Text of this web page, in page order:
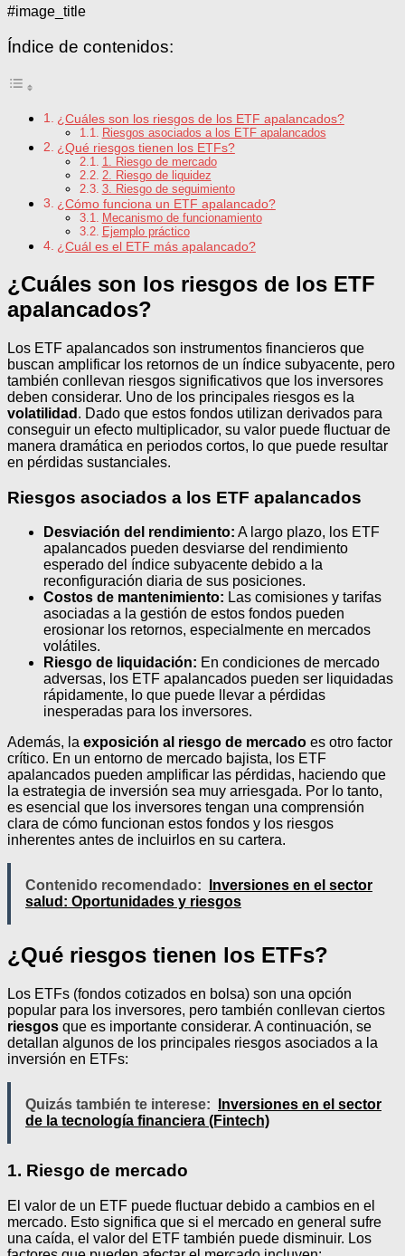
#image_title
Índice de contenidos:
¿Cuáles son los riesgos de los ETF apalancados?
Riesgos asociados a los ETF apalancados
¿Qué riesgos tienen los ETFs?
1. Riesgo de mercado
2. Riesgo de liquidez
3. Riesgo de seguimiento
¿Cómo funciona un ETF apalancado?
Mecanismo de funcionamiento
Ejemplo práctico
¿Cuál es el ETF más apalancado?
¿Cuáles son los riesgos de los ETF
apalancados?
Los ETF apalancados son instrumentos financieros que
buscan amplificar los retornos de un índice subyacente, pero
también conllevan riesgos significativos que los inversores
deben considerar. Uno de los principales riesgos es la
volatilidad . Dado que estos fondos utilizan derivados para
conseguir un efecto multiplicador, su valor puede fluctuar de
manera dramática en periodos cortos, lo que puede resultar
en pérdidas sustanciales.
Riesgos asociados a los ETF apalancados
Desviación del rendimiento: A largo plazo, los ETF
apalancados pueden desviarse del rendimiento
esperado del índice subyacente debido a la
reconfiguración diaria de sus posiciones.
Costos de mantenimiento: Las comisiones y tarifas
asociadas a la gestión de estos fondos pueden
erosionar los retornos, especialmente en mercados
volátiles.
Riesgo de liquidación: En condiciones de mercado
adversas, los ETF apalancados pueden ser liquidadas
rápidamente, lo que puede llevar a pérdidas
inesperadas para los inversores.
Además, la exposición al riesgo de mercado es otro factor
crítico. En un entorno de mercado bajista, los ETF
apalancados pueden amplificar las pérdidas, haciendo que
la estrategia de inversión sea muy arriesgada. Por lo tanto,
es esencial que los inversores tengan una comprensión
clara de cómo funcionan estos fondos y los riesgos
inherentes antes de incluirlos en su cartera.
Contenido recomendado:
Inversiones en el sector
salud: Oportunidades y riesgos
¿Qué riesgos tienen los ETFs?
Los ETFs (fondos cotizados en bolsa) son una opción
popular para los inversores, pero también conllevan ciertos
riesgos que es importante considerar. A continuación, se
detallan algunos de los principales riesgos asociados a la
inversión en ETFs:
Quizás también te interese:
Inversiones en el sector
de la tecnología financiera (Fintech)
1. Riesgo de mercado
El valor de un ETF puede fluctuar debido a cambios en el
mercado. Esto significa que si el mercado en general sufre
una caída, el valor del ETF también puede disminuir. Los